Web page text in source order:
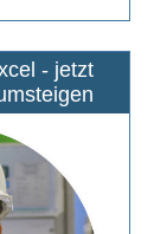
- jetzt